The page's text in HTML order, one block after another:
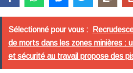
Sélectionné pour vous :
de morts dans les zones minières :
et sécurité au travail propose des